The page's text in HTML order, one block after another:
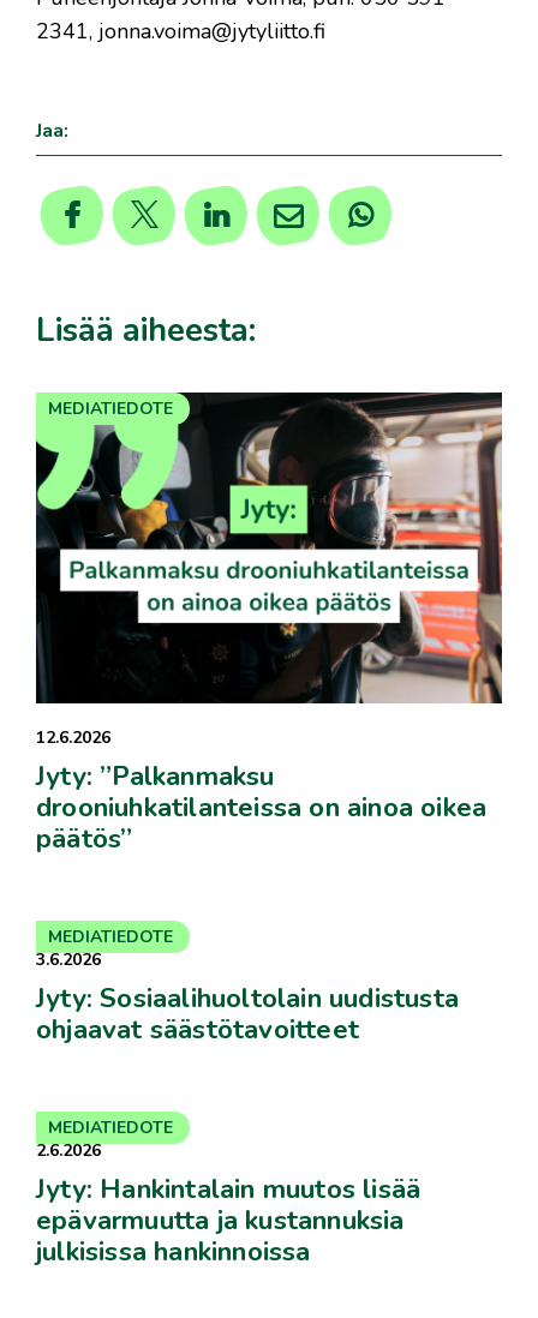
2341, jonna.voima@jytyliitto.fi
Jaa:
Lisää aiheesta:
12.6.2026
Jyty: ”Palkanmaksu
drooniuhkatilanteissa on ainoa oikea
päätös”
MEDIATIEDOTE
3.6.2026
Jyty: Sosiaalihuoltolain uudistusta
ohjaavat säästötavoitteet
MEDIATIEDOTE
2.6.2026
Jyty: Hankintalain muutos lisää
epävarmuutta ja kustannuksia
julkisissa hankinnoissa
MEDIATIEDOTE